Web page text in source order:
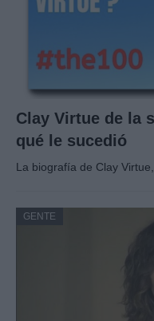
Clay Virtue de la
qué le sucedió
La biografía de Clay
GENTE